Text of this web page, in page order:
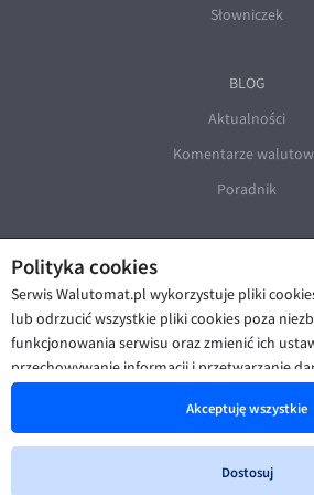
Polityka cookies
Serwis Walutomat.pl wykorzystuje pliki
lub odrzucić wszystkie pliki cookies poza
funkcjonowania serwisu oraz zmienić ich
przechowywanie informacji i przetwarzanie
poprawę funkcjonalności strony oraz
spersonalizowanych treści i reklam. Więcej
Akceptuję wszystkie
Dostosuj
Słowniczek
BLOG
Aktualności
Komentarze
Poradnik
© Walutomat 2026 |
Polityka prywatności i cookies |